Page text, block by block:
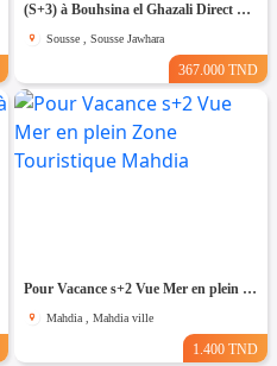
(S+3) à Bouhsina el Ghazali Direct Promoteur
Sousse , Sousse Jawhara
367.000 TND
Pour Vacance s+2 Vue Mer en plein Zone Touristique Mahdia
Mahdia , Mahdia ville
1.400 TND